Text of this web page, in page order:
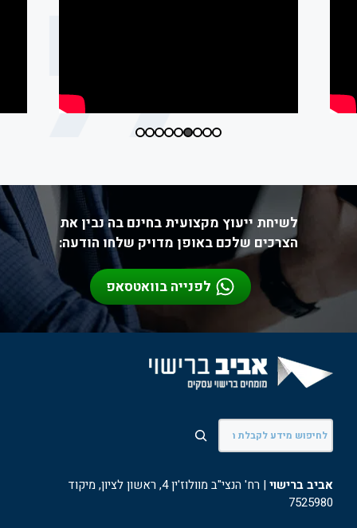
לשיחת ייעוץ מקצועית בחינם בה נבין את
הצרכים שלכם באופן מדויק שלחו הודעה:
לפנייה בוואטסאפ
חיפוש
אביב ברישוי
| רח' הנצי"ב מוולוז'ין 4, ראשון לציון, מיקוד
7525980